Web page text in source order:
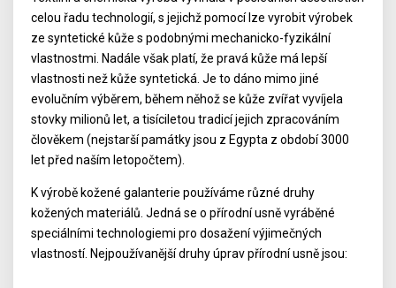
celou řadu technologií, s jejichž pomocí lze vyrobit výrobek
ze syntetické kůže s podobnými mechanicko-fyzikální
vlastnostmi. Nadále však platí, že pravá kůže má lepší
vlastnosti než kůže syntetická. Je to dáno mimo jiné
evolučním výběrem, během něhož se kůže zvířat vyvíjela
stovky milionů let, a tisíciletou tradicí jejich zpracováním
člověkem (nejstarší památky jsou z Egypta z období 3000
let před naším letopočtem).
K výrobě kožené galanterie používáme různé druhy
kožených materiálů. Jedná se o přírodní usně vyráběné
speciálními technologiemi pro dosažení výjimečných
vlastností. Nejpoužívanější druhy úprav přírodní usně jsou: